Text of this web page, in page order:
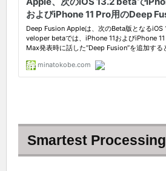
Smartest Processing